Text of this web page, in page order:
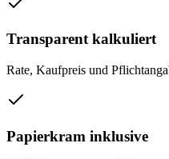
Transparent kalkuliert
Rate, Kaufpreis und
Papierkram inklusive